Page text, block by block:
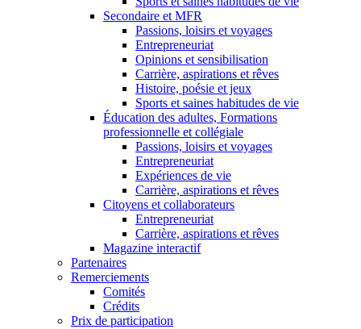
Secondaire et MFR
Passions, loisirs et voyages
Entrepreneuriat
Opinions et sensibilisation
Carrière, aspirations et rêves
Histoire, poésie et jeux
Sports et saines habitudes de vie
Éducation des adultes, Formations
professionnelle et collégiale
Passions, loisirs et voyages
Entrepreneuriat
Expériences de vie
Carrière, aspirations et rêves
Citoyens et collaborateurs
Entrepreneuriat
Carrière, aspirations et rêves
Magazine interactif
Partenaires
Remerciements
Comités
Crédits
Prix de participation